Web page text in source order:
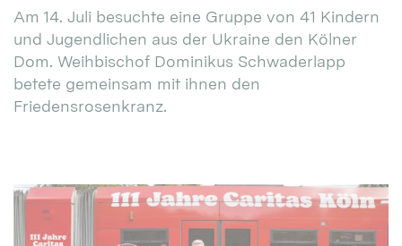
Am 14. Juli besuchte eine Gruppe von 41 Kindern
und Jugendlichen aus der Ukraine den Kölner
Dom. Weihbischof Dominikus Schwaderlapp
betete gemeinsam mit ihnen den
Friedensrosenkranz.